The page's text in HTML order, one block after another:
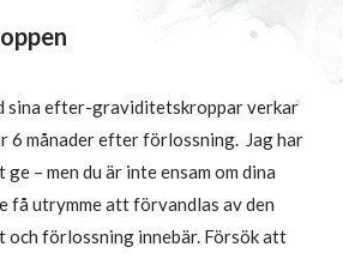
sina efter-graviditetskroppar verkar
6 månader efter förlossning. Jag har
– men du är inte ensam om dina
få utrymme att förvandlas av den
och förlossning innebär. Försök att